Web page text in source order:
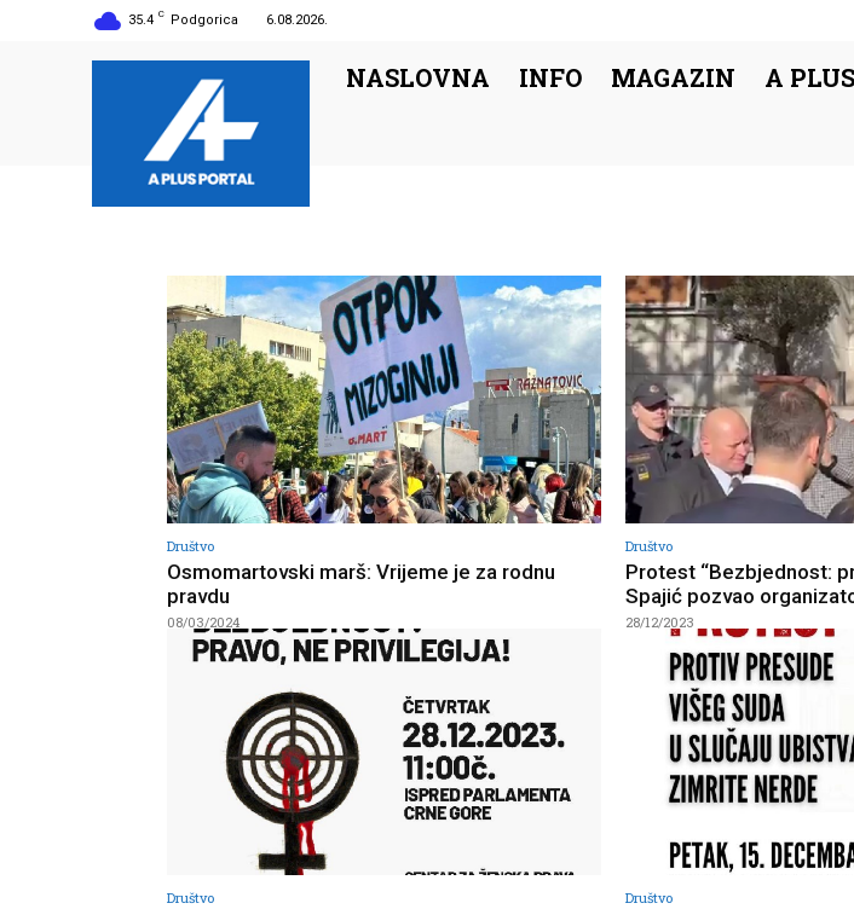
35.4 C Podgorica 6.08.2026.
NASLOVNA INFO MAGAZIN A
Društvo
Osmomartovski marš: Vrijeme je za rodnu
pravdu
08/03/2024
Društvo
Protest “Bezbjednost:
Spajić pozvao
28/12/2023
Društvo Društvo